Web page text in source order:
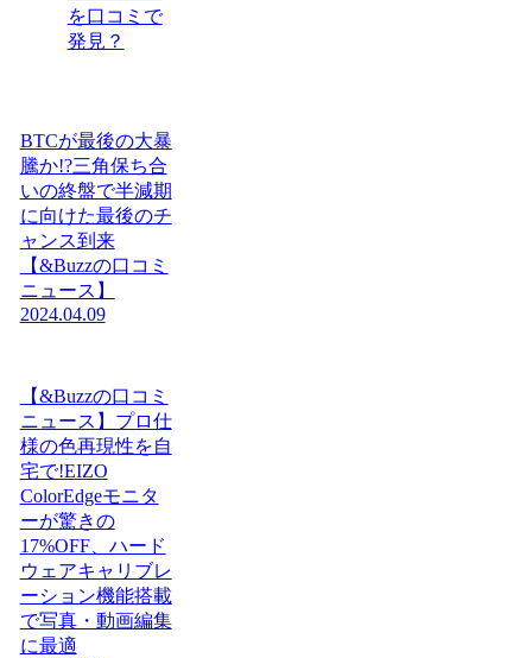
を口コミで
発見？
BTCが最後の大暴
騰か!?三角保ち合
いの終盤で半減期
に向けた最後のチ
ャンス到来
【&Buzzの口コミ
ニュース】
2024.04.09
【&Buzzの口コミ
ニュース】プロ仕
様の色再現性を自
宅で!EIZO
ColorEdgeモニタ
ーが驚きの
17%OFF、ハード
ウェアキャリブレ
ーション機能搭載
で写真・動画編集
に最適